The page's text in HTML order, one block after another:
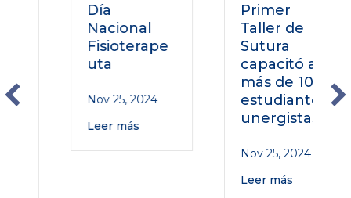
Nacional
Fisioterape
uta
Nov 25, 2024
Leer más
Primer
Taller de
Sutura
capacitó a
más de 100
estudiantes
unergistas
Nov 25, 2024
Leer más